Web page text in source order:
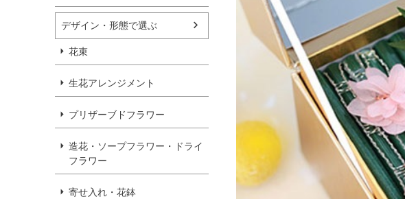
デザイン・形態で選ぶ
花束
生花アレンジメント
プリザーブドフラワー
造花・ソープフラワー・ドライ
フラワー
寄せ入れ・花鉢